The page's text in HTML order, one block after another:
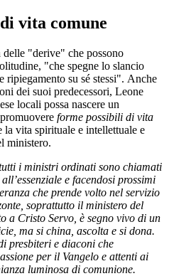
vita comune
"derive" che possono
"che spegne lo slancio
ripiegamento su sé stessi". Anche
dei suoi predecessori, Leone
locali possa nascere un
forme possibili di vita
la vita spirituale e intellettuale e
ministero.
i ministri ordinati sono chiamati
e facendosi prossimi
che prende volto nel servizio
soprattutto il ministero del
a Cristo Servo, è segno vivo di un
ma si china, ascolta e si dona.
presbiteri e diaconi che
per il Vangelo e attenti ai
luminosa di comunione.